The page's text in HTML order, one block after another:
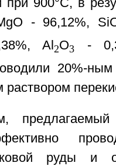
- 96,12%,
Al 2О3
-
20%-
руды и